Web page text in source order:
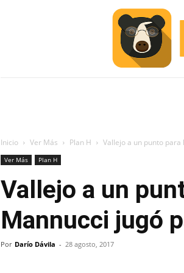
Inicio Ver Más Plan H Vallejo a un punto para
Ver Más Plan H
Vallejo a un
Mannucci jugó
Por Darío Dávila - 28 agosto, 2017